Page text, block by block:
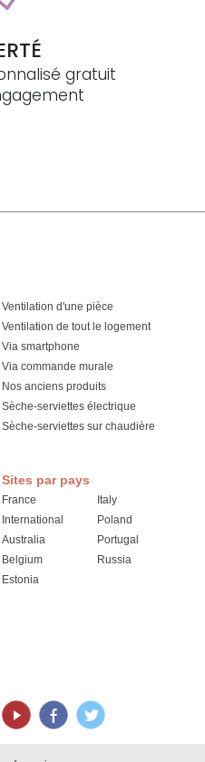
gratuit
Ventilation d'une pièce
Ventilation de tout le logement
Via smartphone
Via commande murale
Nos anciens produits
Sèche-serviettes électrique
Sèche-serviettes sur chaudière
Sites par pays
France
International
Australia
Belgium
Estonia
Italy
Poland
Portugal
Russia